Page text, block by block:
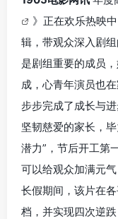
》正在欢乐热映
辑，带观众深入剧
是剧组重要的成员
成，心青年演员也
步步完成了成长与
坚韧慈爱的家长，
潜力”，节后开工第
可以给观众加满元
长假期间，该片在
档，并实现四次逆